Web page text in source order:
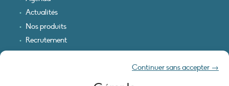
Continuer sans accepter →
Actualités
Nos produits
Recrutement